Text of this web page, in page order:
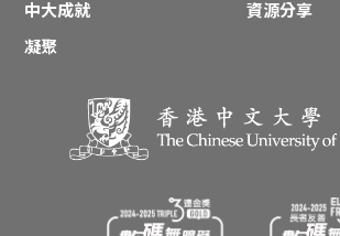
中大成就
資源分享
凝聚